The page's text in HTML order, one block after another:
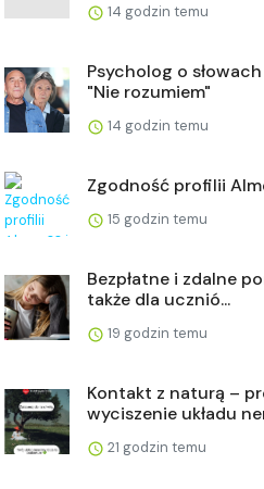
14 godzin temu
Psycholog o słowach
"Nie rozumiem"
14 godzin temu
Zgodność profilii
15 godzin temu
Bezpłatne i zdalne
także dla ucznió...
19 godzin temu
Kontakt z naturą –
wyciszenie układu
21 godzin temu